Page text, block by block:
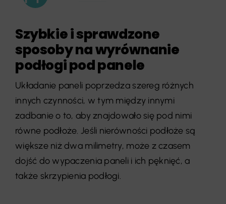
Szybkie i sprawdzone
sposoby na wyrównanie
podłogi pod panele
Układanie paneli poprzedza szereg różnych
innych czynności, w tym między innymi
zadbanie o to, aby znajdowało się pod nimi
równe podłoże. Jeśli nierówności podłoże są
większe niż dwa milimetry, może z czasem
dojść do wypaczenia paneli i ich pęknięć, a
także skrzypienia podłogi.